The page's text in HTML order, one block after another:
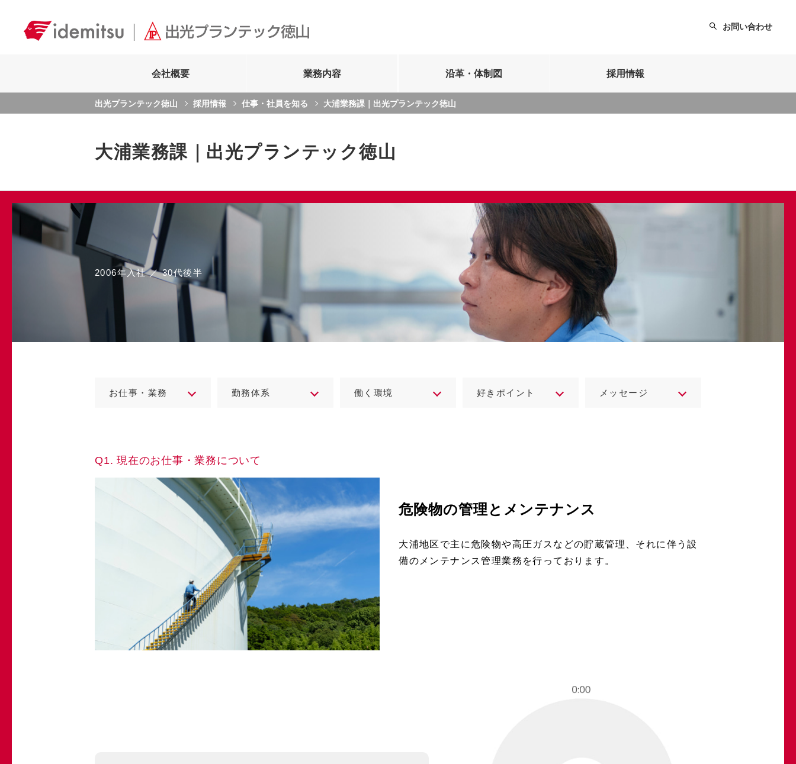
お問い合わせ
会社概要 業務内容 沿革・体制図 採用情報
出光プランテック徳山 採用情報 仕事・社員を知る 大浦業務課｜出光プランテック徳山
大浦業務課｜出光プランテック徳山
2006年入社／30代後半
お仕事・業務 勤務体系 働く環境 好きポイント メッセージ
Q1. 現在のお仕事・業務について
危険物の管理とメンテナンス
大浦地区で主に危険物や高圧ガスなどの貯蔵管理、それに伴う設
備のメンテナンス管理業務を行っております。